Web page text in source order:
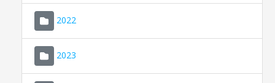
2022
2023